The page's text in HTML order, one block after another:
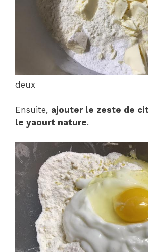
deux
Ensuite, ajouter le zeste de
le yaourt nature.